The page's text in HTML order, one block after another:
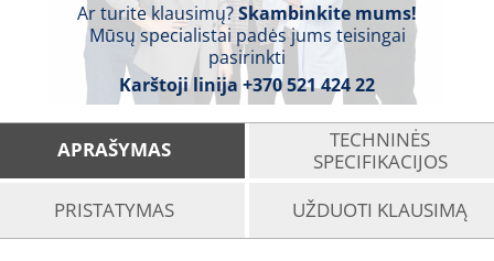
Ar turite klausimų?Skambinkite mums!
Mūsų specialistai padės jums teisingai
pasirinkti
Karštoji linija +370 521 424 22
APRAŠYMAS
TECHNINĖS
SPECIFIKACIJOS
PRISTATYMAS
UŽDUOTI KLAUSIMĄ